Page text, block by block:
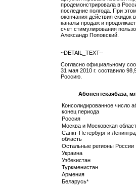
продемонстрировала в
последние полгода. При
окончания действия
каналы продаж и
счет стимулирования
Александр Поповский.
~DETAIL_TEXT--
Согласно официальному
31 мая 2010 г. составило
Россию.
Абонентскаябаза,
Консолидированное число
конец периода
Россия
Москва и Московская
Санкт-Петербург и
область
Остальные регионы России
Украина
Узбекистан
Туркменистан
Армения
Беларусь*